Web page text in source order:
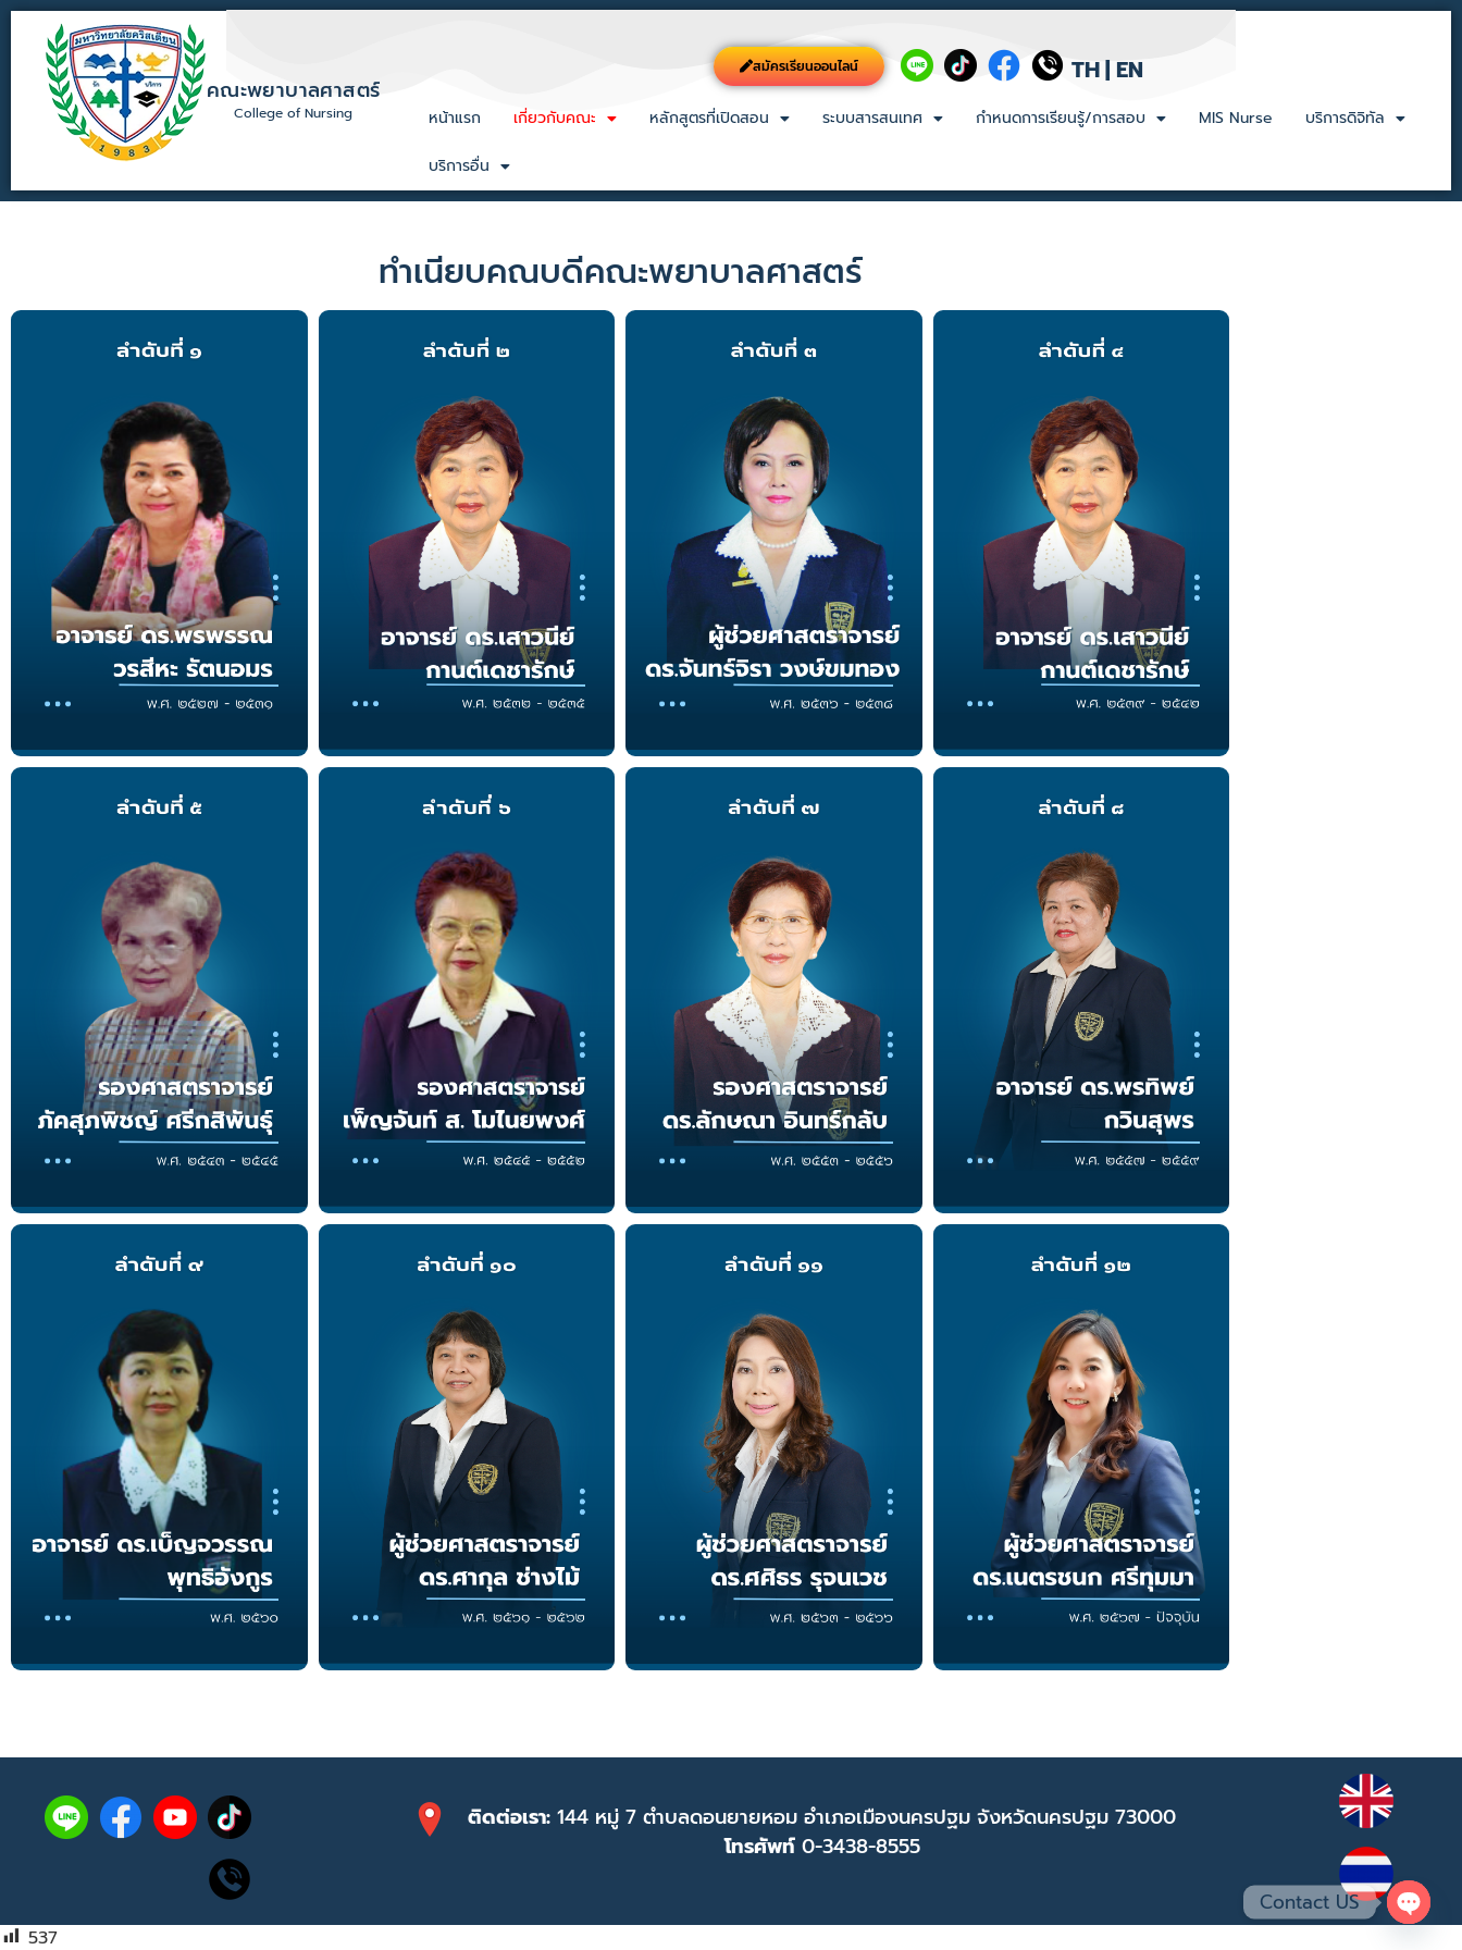
คณะพยาบาลศาสตร์
College of Nursing
สมัครเรียนออนไลน์ TH| EN
หน้าแรก เกี่ยวกับคณะ หลักสูตรที่เปิดสอน ระบบสารสนเทศ กำหนดการเรียนรู้/การสอบ MIS Nurse บริการดิจิทัล
บริการอื่น
ทำเนียบคณบดีคณะพยาบาลศาสตร์
ติดต่อเรา:144 หมู่ 7 ตำบลดอนยายหอม อำเภอเมืองนครปฐม จังหวัดนครปฐม 73000
โทรศัพท์0-3438-8555
537
Contact US